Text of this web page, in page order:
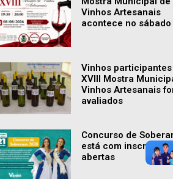
Vinhos Artesanais
acontece no sábado
Vinhos participantes
XVIII Mostra
Vinhos Artesanais
avaliados
Concurso de
está com inscrições
abertas